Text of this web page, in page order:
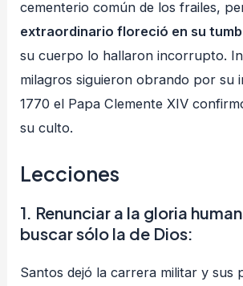
cementerio común de los frailes,
extraordinario floreció en su
su cuerpo lo hallaron incorrupto.
milagros siguieron obrando por su
1770 el Papa Clemente XIV
su culto.
Lecciones
1. Renunciar a la gloria
buscar sólo la de Dios:
Santos dejó la carrera militar y sus